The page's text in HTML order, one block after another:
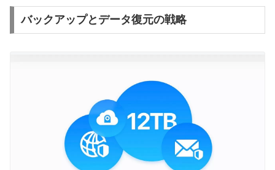
バックアップとデータ復元の戦略